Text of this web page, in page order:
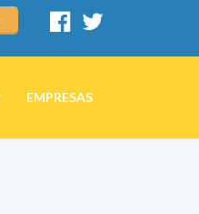
Facebook
EMPRESAS